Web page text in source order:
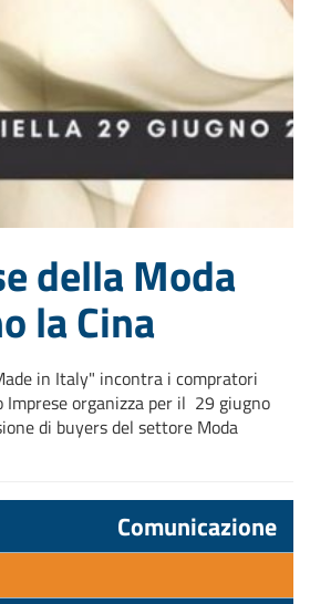
della Moda
la Cina
in Italy" incontra i compratori
organizza per il 29 giugno
di buyers del settore Moda
Comunicazione